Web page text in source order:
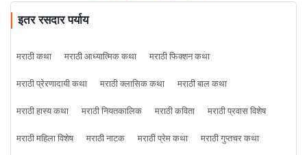
इतर रसदार पर्याय
मराठी कथा मराठी आध्यात्मिक कथा
मराठी फिक्शन कथा
मराठी प्रेरणादायी कथा
मराठी क्लासिक कथा
मराठी बाल कथा
मराठी हास्य कथा
मराठी नियतकालिक मराठी कविता
मराठी प्रवास विशेष
मराठी महिला विशेष
मराठी नाटक मराठी प्रेम कथा
मराठी गुप्तचर कथा